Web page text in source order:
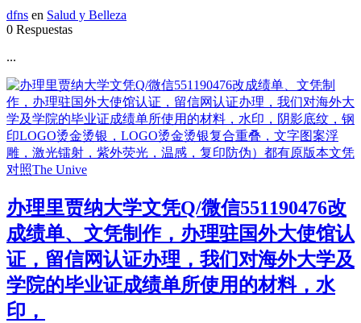
dfns en Salud y Belleza
0 Respuestas
...
办理里贾纳大学文凭Q/微信551190476改
成绩单、文凭制作，办理驻国外大使馆认
证，留信网认证办理，我们对海外大学及
学院的毕业证成绩单所使用的材料，水
印，